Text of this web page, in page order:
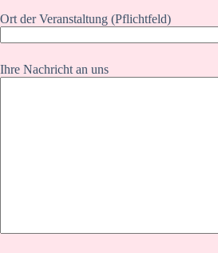
Ort der Veranstaltung (Pflichtfeld)
Ihre Nachricht an uns